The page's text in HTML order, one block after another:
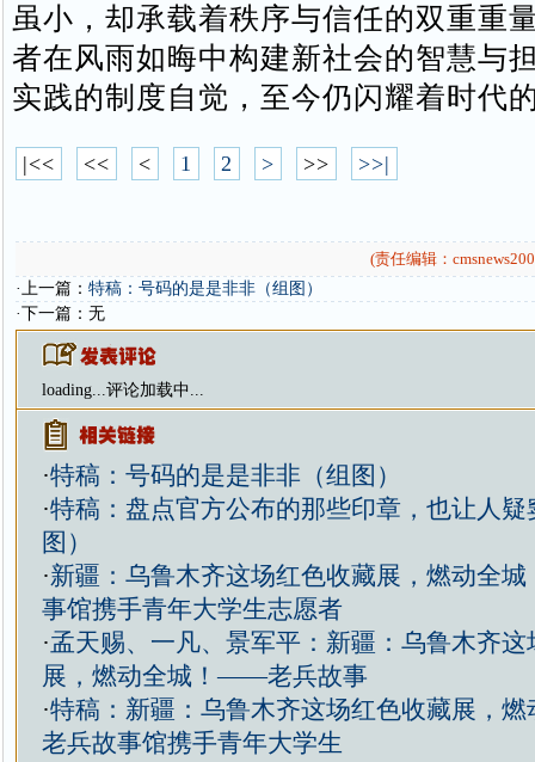
虽小，却承载着秩序与信任的双重重
者在风雨如晦中构建新社会的智慧与
实践的制度自觉，至今仍闪耀着时代
|<< << < 1 2 > >> >>|
(责任编辑：
·上一篇： 特稿：号码的是是非非（组图）
·下一篇：无
loading...评论加载中...
·特稿：号码的是是非非（组图）
·特稿：盘点官方公布的那些印章，也让人疑
图）
·新疆：乌鲁木齐这场红色收藏展，燃动全
事馆携手青年大学生志愿者
·孟天赐、一凡、景军平：新疆：乌鲁木齐这
展，燃动全城！——老兵故事
·特稿：新疆：乌鲁木齐这场红色收藏展，
老兵故事馆携手青年大学生